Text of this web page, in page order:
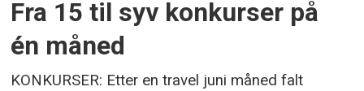
Fra 15 til syv konkurser på
én måned
KONKURSER: Etter en travel juni måned falt